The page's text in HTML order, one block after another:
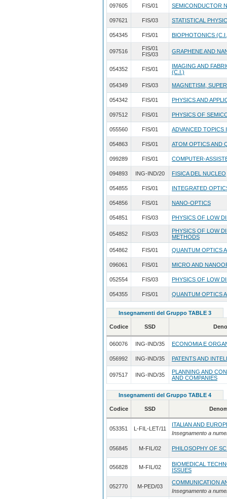
097605 FIS/01 SEMICONDUCTOR
097621 FIS/03 STATISTICAL
054345 FIS/01 BIOPHOTONICS
097516
FIS/01
FIS/03
GRAPHENE AND
054352 FIS/01
IMAGING AND
(C.I.)
054349 FIS/03 MAGNETISM,
054342 FIS/01 PHYSICS AND
097512 FIS/01 PHYSICS OF
055560 FIS/01 ADVANCED TOPICS
054863 FIS/01 ATOM OPTICS AND
099289 FIS/01 COMPUTER-
094893 ING-IND/20 FISICA DEL NUCLEO
054855 FIS/01 INTEGRATED
054856 FIS/01 NANO-OPTICS
054851 FIS/03 PHYSICS OF LOW
054852 FIS/03
PHYSICS OF LOW
METHODS
054862 FIS/01 QUANTUM OPTICS
096061 FIS/01 MICRO AND
052554 FIS/03 PHYSICS OF LOW
054355 FIS/01 QUANTUM OPTICS
Insegnamenti del Gruppo TABLE 3
Codice SSD
060076 ING-IND/35 ECONOMIA E
056992 ING-IND/35 PATENTS AND
097517 ING-IND/35
PLANNING AND
AND COMPANIES
Insegnamenti del Gruppo TABLE 4
Codice SSD
053351 L-FIL-LET/11
ITALIAN AND
Insegnamento a
056845 M-FIL/02 PHILOSOPHY OF
056828 M-FIL/02
BIOMEDICAL
ISSUES
052770 M-PED/03
COMMUNICATION
Insegnamento a